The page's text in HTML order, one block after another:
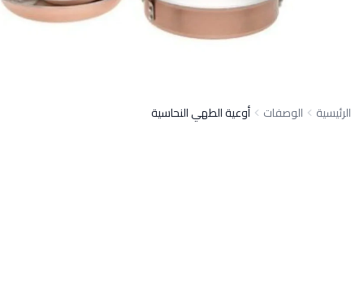
الرئيسية الوصفات أوعية الطهي النحاسية